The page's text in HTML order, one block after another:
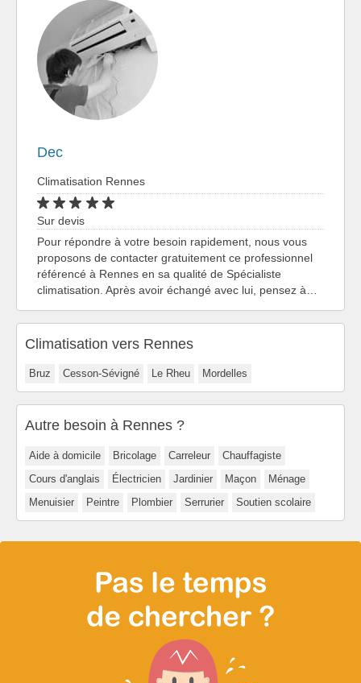
Dec
Climatisation Rennes
Sur devis
Pour répondre à votre besoin rapidement, nous vous
proposons de contacter gratuitement ce professionnel
référencé à Rennes en sa qualité de Spécialiste
climatisation. Après avoir échangé avec lui, pensez à…
Climatisation vers Rennes
Bruz Cesson-Sévigné Le Rheu Mordelles
Autre besoin à Rennes ?
Aide à domicile Bricolage Carreleur
Chauffagiste
Cours d'anglais
Électricien Jardinier Maçon
Ménage
Menuisier
Peintre Plombier Serrurier Soutien scolaire